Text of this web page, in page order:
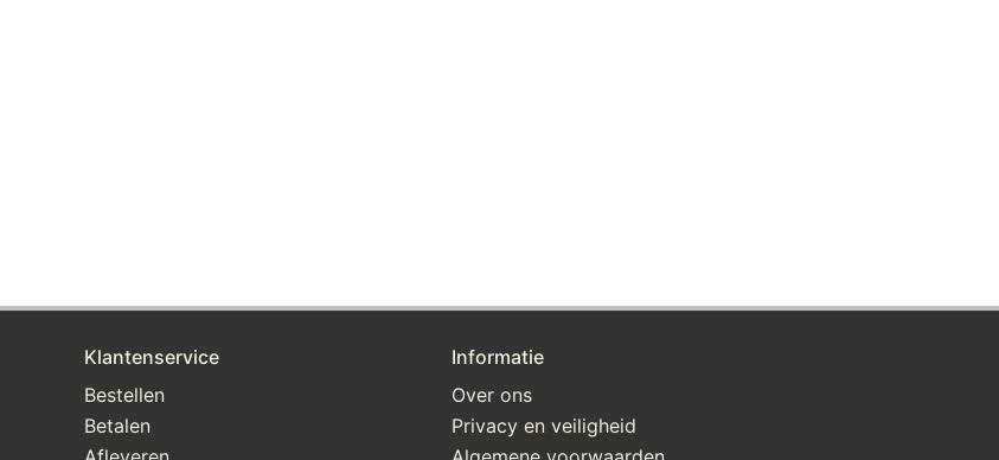
Klantenservice
Bestellen
Betalen
Informatie
Over ons
Privacy en veiligheid